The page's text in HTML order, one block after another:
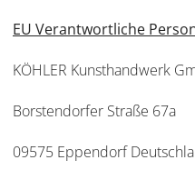
EU Verantwortliche
KÖHLER Kunsthandwerk
Borstendorfer Straße 67a
09575 Eppendorf